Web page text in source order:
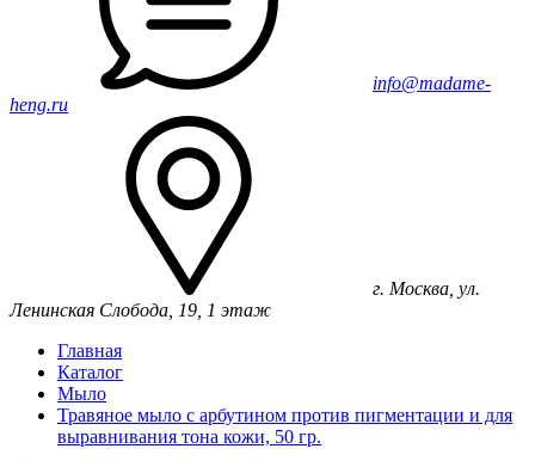
info@madame-
heng.ru
г. Москва, ул.
Ленинская Слобода, 19, 1 этаж
Главная
Каталог
Мыло
Травяное мыло с арбутином против пигментации и для
выравнивания тона кожи, 50 гр.